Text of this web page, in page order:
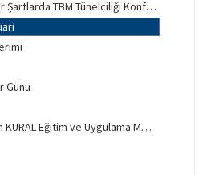
2. Uluslararası Zor Şartlarda TBM Tünelciliği Konferansı
Günü
İTÜ Prof.Dr. Orhan KURAL Eğitim ve Uygulama Merkezi Açılışı